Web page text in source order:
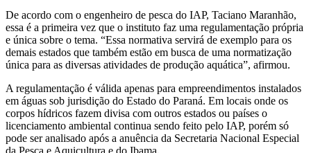
De acordo com o engenheiro de pesca do IAP, Taciano Maranhão,
essa é a primeira vez que o instituto faz uma regulamentação própria
e única sobre o tema. “Essa normativa servirá de exemplo para os
demais estados que também estão em busca de uma normatização
única para as diversas atividades de produção aquática”, afirmou.
A regulamentação é válida apenas para empreendimentos instalados
em águas sob jurisdição do Estado do Paraná. Em locais onde os
corpos hídricos fazem divisa com outros estados ou países o
licenciamento ambiental continua sendo feito pelo IAP, porém só
pode ser analisado após a anuência da Secretaria Nacional Especial
da Pesca e Aquicultura e do Ibama.